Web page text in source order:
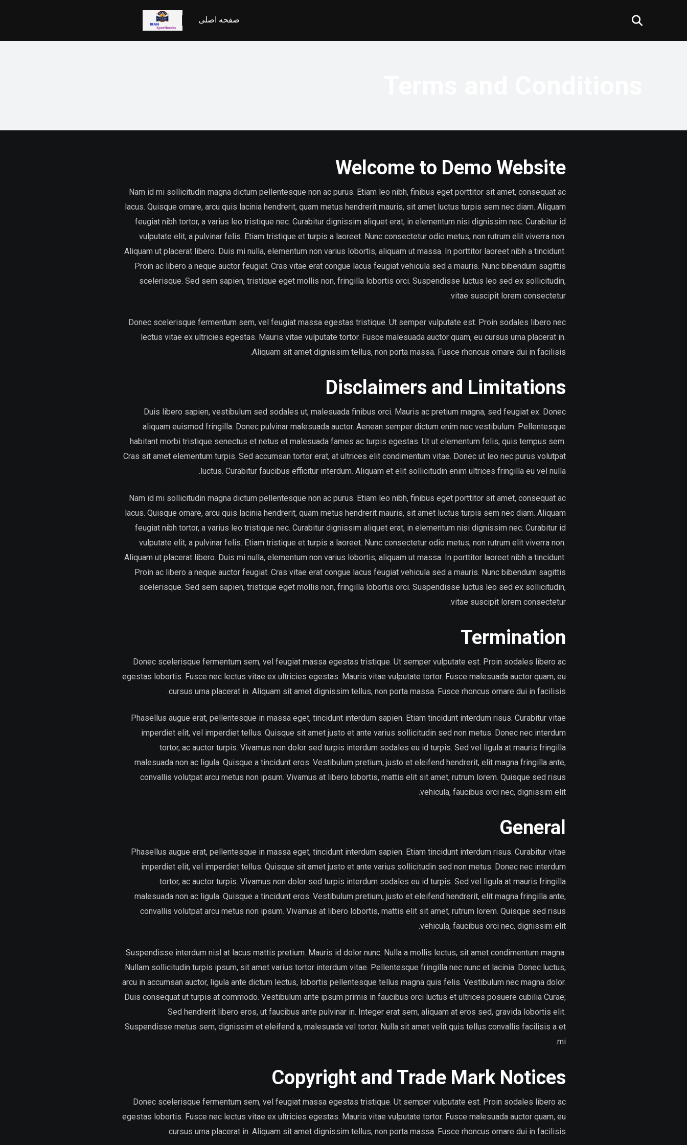
صفحه اصلی
Welcome to Demo Website
Nam id mi sollicitudin magna dictum pellentesque non ac purus. Etiam leo nibh, finibus eget porttitor sit amet, consequat ac
lacus. Quisque ornare, arcu quis lacinia hendrerit, quam metus hendrerit mauris, sit amet luctus turpis sem nec diam. Aliquam
feugiat nibh tortor, a varius leo tristique nec. Curabitur dignissim aliquet erat, in elementum nisi dignissim nec. Curabitur id
vulputate elit, a pulvinar felis. Etiam tristique et turpis a laoreet. Nunc consectetur odio metus, non rutrum elit viverra non.
Aliquam ut placerat libero. Duis mi nulla, elementum non varius lobortis, aliquam ut massa. In porttitor laoreet nibh a tincidunt.
Proin ac libero a neque auctor feugiat. Cras vitae erat congue lacus feugiat vehicula sed a mauris. Nunc bibendum sagittis
scelerisque. Sed sem sapien, tristique eget mollis non, fringilla lobortis orci. Suspendisse luctus leo sed ex sollicitudin,
vitae suscipit lorem consectetur.
Donec scelerisque fermentum sem, vel feugiat massa egestas tristique. Ut semper vulputate est. Proin sodales libero nec
lectus vitae ex ultricies egestas. Mauris vitae vulputate tortor. Fusce malesuada auctor quam, eu cursus urna placerat in.
Aliquam sit amet dignissim tellus, non porta massa. Fusce rhoncus ornare dui in facilisis.
Disclaimers and Limitations
Duis libero sapien, vestibulum sed sodales ut, malesuada finibus orci. Mauris ac pretium magna, sed feugiat ex. Donec
aliquam euismod fringilla. Donec pulvinar malesuada auctor. Aenean semper dictum enim nec vestibulum. Pellentesque
habitant morbi tristique senectus et netus et malesuada fames ac turpis egestas. Ut ut elementum felis, quis tempus sem.
Cras sit amet elementum turpis. Sed accumsan tortor erat, at ultrices elit condimentum vitae. Donec ut leo nec purus volutpat
luctus. Curabitur faucibus efficitur interdum. Aliquam et elit sollicitudin enim ultrices fringilla eu vel nulla.
Nam id mi sollicitudin magna dictum pellentesque non ac purus. Etiam leo nibh, finibus eget porttitor sit amet, consequat ac
lacus. Quisque ornare, arcu quis lacinia hendrerit, quam metus hendrerit mauris, sit amet luctus turpis sem nec diam. Aliquam
feugiat nibh tortor, a varius leo tristique nec. Curabitur dignissim aliquet erat, in elementum nisi dignissim nec. Curabitur id
vulputate elit, a pulvinar felis. Etiam tristique et turpis a laoreet. Nunc consectetur odio metus, non rutrum elit viverra non.
Aliquam ut placerat libero. Duis mi nulla, elementum non varius lobortis, aliquam ut massa. In porttitor laoreet nibh a tincidunt.
Proin ac libero a neque auctor feugiat. Cras vitae erat congue lacus feugiat vehicula sed a mauris. Nunc bibendum sagittis
scelerisque. Sed sem sapien, tristique eget mollis non, fringilla lobortis orci. Suspendisse luctus leo sed ex sollicitudin,
vitae suscipit lorem consectetur.
Termination
Donec scelerisque fermentum sem, vel feugiat massa egestas tristique. Ut semper vulputate est. Proin sodales libero ac
egestas lobortis. Fusce nec lectus vitae ex ultricies egestas. Mauris vitae vulputate tortor. Fusce malesuada auctor quam, eu
cursus urna placerat in. Aliquam sit amet dignissim tellus, non porta massa. Fusce rhoncus ornare dui in facilisis.
Phasellus augue erat, pellentesque in massa eget, tincidunt interdum sapien. Etiam tincidunt interdum risus. Curabitur vitae
imperdiet elit, vel imperdiet tellus. Quisque sit amet justo et ante varius sollicitudin sed non metus. Donec nec interdum
tortor, ac auctor turpis. Vivamus non dolor sed turpis interdum sodales eu id turpis. Sed vel ligula at mauris fringilla
malesuada non ac ligula. Quisque a tincidunt eros. Vestibulum pretium, justo et eleifend hendrerit, elit magna fringilla ante,
convallis volutpat arcu metus non ipsum. Vivamus at libero lobortis, mattis elit sit amet, rutrum lorem. Quisque sed risus
vehicula, faucibus orci nec, dignissim elit.
General
Phasellus augue erat, pellentesque in massa eget, tincidunt interdum sapien. Etiam tincidunt interdum risus. Curabitur vitae
imperdiet elit, vel imperdiet tellus. Quisque sit amet justo et ante varius sollicitudin sed non metus. Donec nec interdum
tortor, ac auctor turpis. Vivamus non dolor sed turpis interdum sodales eu id turpis. Sed vel ligula at mauris fringilla
malesuada non ac ligula. Quisque a tincidunt eros. Vestibulum pretium, justo et eleifend hendrerit, elit magna fringilla ante,
convallis volutpat arcu metus non ipsum. Vivamus at libero lobortis, mattis elit sit amet, rutrum lorem. Quisque sed risus
vehicula, faucibus orci nec, dignissim elit.
Suspendisse interdum nisl at lacus mattis pretium. Mauris id dolor nunc. Nulla a mollis lectus, sit amet condimentum magna.
Nullam sollicitudin turpis ipsum, sit amet varius tortor interdum vitae. Pellentesque fringilla nec nunc et lacinia. Donec luctus,
arcu in accumsan auctor, ligula ante dictum lectus, lobortis pellentesque tellus magna quis felis. Vestibulum nec magna dolor.
Duis consequat ut turpis at commodo. Vestibulum ante ipsum primis in faucibus orci luctus et ultrices posuere cubilia Curae;
Sed hendrerit libero eros, ut faucibus ante pulvinar in. Integer erat sem, aliquam at eros sed, gravida lobortis elit.
Suspendisse metus sem, dignissim et eleifend a, malesuada vel tortor. Nulla sit amet velit quis tellus convallis facilisis a et
mi.
Copyright and Trade Mark Notices
Donec scelerisque fermentum sem, vel feugiat massa egestas tristique. Ut semper vulputate est. Proin sodales libero ac
egestas lobortis. Fusce nec lectus vitae ex ultricies egestas. Mauris vitae vulputate tortor. Fusce malesuada auctor quam, eu
cursus urna placerat in. Aliquam sit amet dignissim tellus, non porta massa. Fusce rhoncus ornare dui in facilisis.